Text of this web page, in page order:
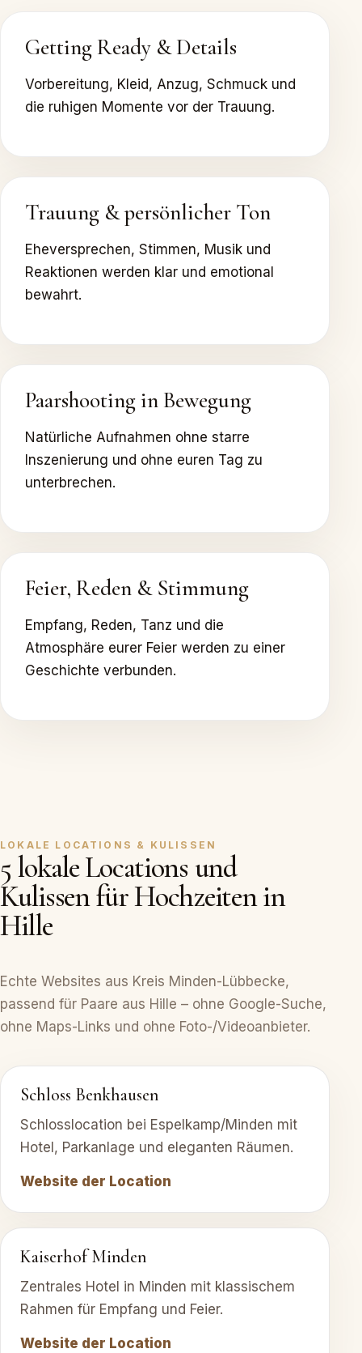
Getting Ready & Details
Vorbereitung, Kleid, Anzug, Schmuck und
die ruhigen Momente vor der Trauung.
Trauung & persönlicher Ton
Eheversprechen, Stimmen, Musik und
Reaktionen werden klar und emotional
bewahrt.
Paarshooting in Bewegung
Natürliche Aufnahmen ohne starre
Inszenierung und ohne euren Tag zu
unterbrechen.
Feier, Reden & Stimmung
Empfang, Reden, Tanz und die
Atmosphäre eurer Feier werden zu einer
Geschichte verbunden.
LOKALE LOCATIONS & KULISSEN
5 lokale Locations und
Kulissen für Hochzeiten in
Hille
Echte Websites aus Kreis Minden-Lübbecke,
passend für Paare aus Hille – ohne Google-Suche,
ohne Maps-Links und ohne Foto-/Videoanbieter.
Schloss Benkhausen
Schlosslocation bei Espelkamp/Minden mit
Hotel, Parkanlage und eleganten Räumen.
Website der Location
Kaiserhof Minden
Zentrales Hotel in Minden mit klassischem
Rahmen für Empfang und Feier.
Website der Location